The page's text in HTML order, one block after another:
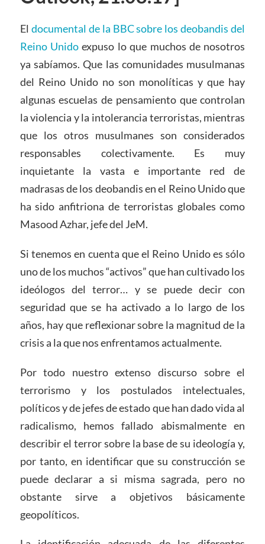
El documental de la BBC sobre los deobandis del
Reino Unidoexpuso lo que muchos de nosotros
ya sabíamos. Que las comunidades musulmanas
del Reino Unido no son monolíticas y que hay
algunas escuelas de pensamiento que controlan
la violencia y la intolerancia terroristas, mientras
que los otros musulmanes son considerados
responsables colectivamente. Es muy
inquietante la vasta e importante red de
madrasas de los deobandis en el Reino Unido que
ha sido anfitriona de terroristas globales como
Masood Azhar, jefe del JeM.
Si tenemos en cuenta que el Reino Unido es sólo
uno de los muchos “activos” que han cultivado los
ideólogos del terror… y se puede decir con
seguridad que se ha activado a lo largo de los
años, hay que reflexionar sobre la magnitud de la
crisis a la que nos enfrentamos actualmente.
Por todo nuestro extenso discurso sobre el
terrorismo y los postulados intelectuales,
políticos y de jefes de estado que han dado vida al
radicalismo, hemos fallado abismalmente en
describir el terror sobre la base de su ideología y,
por tanto, en identificar que su construcción se
puede declarar a si misma sagrada, pero no
obstante sirve a objetivos básicamente
geopolíticos.